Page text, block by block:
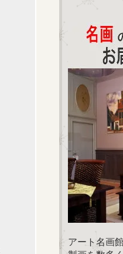
アート名画